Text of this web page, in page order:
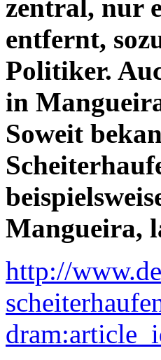
zentral, nur
entfernt,
Politiker.
in
Soweit
Mangueira,
http://